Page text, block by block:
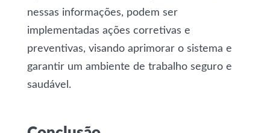
nessas informações, podem ser
implementadas ações corretivas e
preventivas, visando aprimorar o sistema e
garantir um ambiente de trabalho seguro e
saudável.